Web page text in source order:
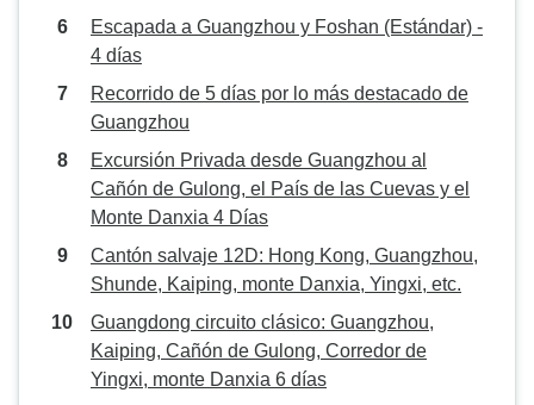
Escapada a Guangzhou y Foshan (Estándar) -
4 días
Recorrido de 5 días por lo más destacado de
Guangzhou
Excursión Privada desde Guangzhou al
Cañón de Gulong, el País de las Cuevas y el
Monte Danxia 4 Días
Cantón salvaje 12D: Hong Kong, Guangzhou,
Shunde, Kaiping, monte Danxia, Yingxi, etc.
Guangdong circuito clásico: Guangzhou,
Kaiping, Cañón de Gulong, Corredor de
Yingxi, monte Danxia 6 días